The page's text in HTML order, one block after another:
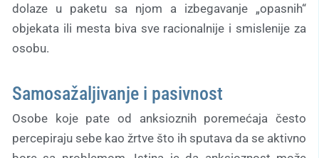
dolaze u paketu sa njom a izbegavanje „opasnih“
objekata ili mesta biva sve racionalnije i smislenije za
osobu.
Samosažaljivanje i pasivnost
Osobe koje pate od anksioznih poremećaja često
percepiraju sebe kao žrtve što ih sputava da se aktivno